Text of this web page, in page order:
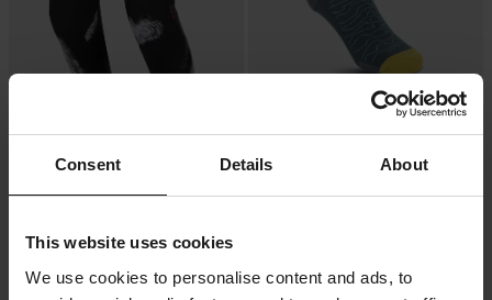
Consent Details About
This website uses cookies
We use cookies to personalise content and ads, to
1 199 kr
Alpinestars A-Dura Ride MTB-Byxor
Svart Kamouflage
149 kr
2 Recensioner
Atlantic/Ceramic